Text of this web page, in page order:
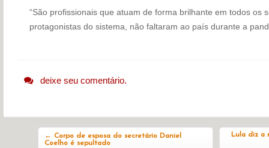
“São profissionais que atuam de forma brilhante em todos os
protagonistas do sistema, não faltaram ao país durante a
deixe seu comentário.
← Corpo de esposa do secretário Daniel
Coelho é sepultado
Lula diz a